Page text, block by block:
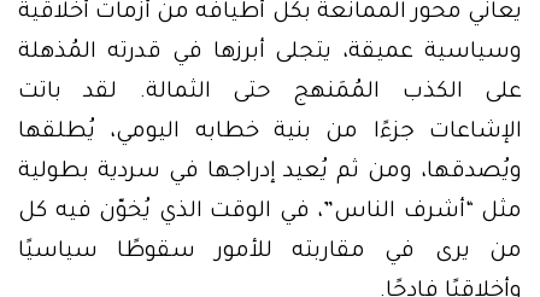
يعاني محور الممانعة بكل أطيافه من أزمات أخلاقية
وسياسية عميقة، يتجلى أبرزها في قدرته المُذهلة
على الكذب المُمَنهج حتى الثمالة. لقد باتت
الإشاعات جزءًا من بنية خطابه اليومي، يُطلقها
ويُصدقها، ومن ثم يُعيد إدراجها في سردية بطولية
مثل “أشرف الناس”، في الوقت الذي يُخوّن فيه كل
من يرى في مقاربته للأمور سقوطًا سياسيًا